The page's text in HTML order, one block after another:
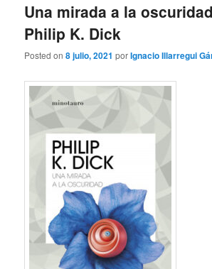
Una mirada a la
Philip K. Dick
Posted on8 julio, 2021 porIgnacio Illarregui